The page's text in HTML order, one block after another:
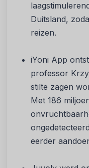
Duitsland,
reizen.
iYoni App
professor
stilte zagen
Met 186
eerder